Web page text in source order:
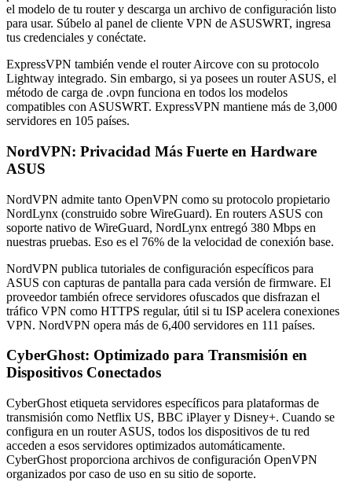
el modelo de tu router y descarga un archivo de configuración listo
para usar. Súbelo al panel de cliente VPN de ASUSWRT, ingresa
tus credenciales y conéctate.
ExpressVPN también vende el router Aircove con su protocolo
Lightway integrado. Sin embargo, si ya posees un router ASUS, el
método de carga de .ovpn funciona en todos los modelos
compatibles con ASUSWRT. ExpressVPN mantiene más de 3,000
servidores en 105 países.
NordVPN: Privacidad Más Fuerte en Hardware
ASUS
NordVPN admite tanto OpenVPN como su protocolo propietario
NordLynx (construido sobre WireGuard). En routers ASUS con
soporte nativo de WireGuard, NordLynx entregó 380 Mbps en
nuestras pruebas. Eso es el 76% de la velocidad de conexión base.
NordVPN publica tutoriales de configuración específicos para
ASUS con capturas de pantalla para cada versión de firmware. El
proveedor también ofrece servidores ofuscados que disfrazan el
tráfico VPN como HTTPS regular, útil si tu ISP acelera conexiones
VPN. NordVPN opera más de 6,400 servidores en 111 países.
CyberGhost: Optimizado para Transmisión en
Dispositivos Conectados
CyberGhost etiqueta servidores específicos para plataformas de
transmisión como Netflix US, BBC iPlayer y Disney+. Cuando se
configura en un router ASUS, todos los dispositivos de tu red
acceden a esos servidores optimizados automáticamente.
CyberGhost proporciona archivos de configuración OpenVPN
organizados por caso de uso en su sitio de soporte.